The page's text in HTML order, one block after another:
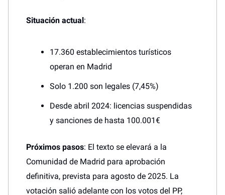
Situación actual :
17.360 establecimientos turísticos
operan en Madrid
Solo 1.200 son legales (7,45%)
Desde abril 2024: licencias suspendidas
y sanciones de hasta 100.001€
Próximos pasos: El texto se elevará a la
Comunidad de Madrid para aprobación
definitiva, prevista para agosto de 2025. La
votación salió adelante con los votos del PP,